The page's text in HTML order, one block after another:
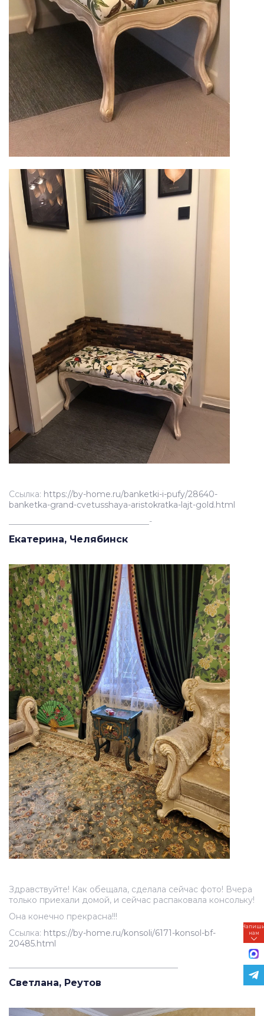
Ссылка: https://by-home.ru/banketki-i-pufy/28640-
banketka-grand-cvetusshaya-aristokratka-lajt-gold.html
__________________________________-
Екатерина, Челябинск
Здравствуйте! Как обещала, сделала сейчас фото! Вчера
только приехали домой, и сейчас распаковала консольку!
Она конечно прекрасна!!!
Ссылка: https://by-home.ru/konsoli/6171-konsol-bf-
20485.html
Светлана, Реутов
нам